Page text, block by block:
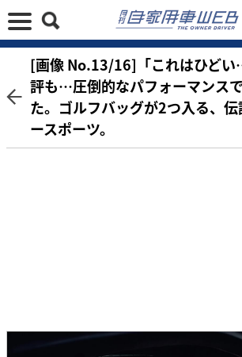
[画像 No.13/16]「これはひど
評も…圧倒的なパフォーマンス
た。ゴルフバッグが2つ入る、
ースポーツ。